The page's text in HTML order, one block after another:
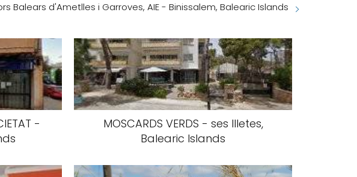
Balears d'Ametlles i Garroves, AIE - Binissalem, Balearic Islands
-
MOSCARDS VERDS - ses Illetes,
Balearic Islands